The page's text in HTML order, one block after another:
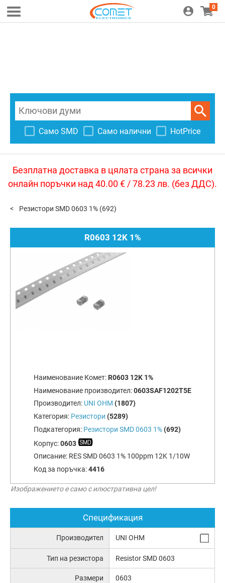
0
Само SMD Само налични HotPrice
Безплатна доставка в цялата страна за всички
онлайн поръчки над 40.00 € / 78.23 лв. (без ДДС).
Резистори SMD 0603 1% (692)
R0603 12K 1%
Наименование Комет: R0603 12K 1%
Наименование производител:0603SAF1202T5E
Производител: UNI OHM (1807)
Категория: Резистори (5289)
Подкатегория: Резистори SMD 0603 1%(692)
Корпус:0603
Описание: RES SMD 0603 1% 100ppm 12K 1/10W
Код за поръчка:4416
Изображението е само с илюстративна цел!
Спецификация
Производител UNI OHM
Тип на резистора Resistor SMD 0603
Размери 0603